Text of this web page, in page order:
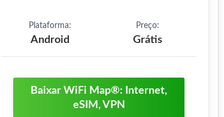
Plataforma:
Android
Preço:
Grátis
Baixar WiFi Map®: Internet,
eSIM, VPN